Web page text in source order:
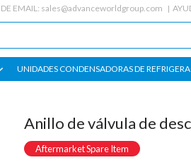
EMAIL: sales@advanceworldgroup.com
UNIDADES CONDENSADORAS DE
Anillo de válvula de
Aftermarket Spare Item